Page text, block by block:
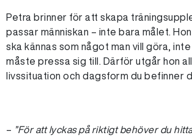
Petra brinner för att skapa
passar människan – inte bara målet.
ska kännas som något man vill göra,
måste pressa sig till. Därför utgår hon
livssituation och dagsform du befinner
– ”För att lyckas på riktigt behöver du hitta